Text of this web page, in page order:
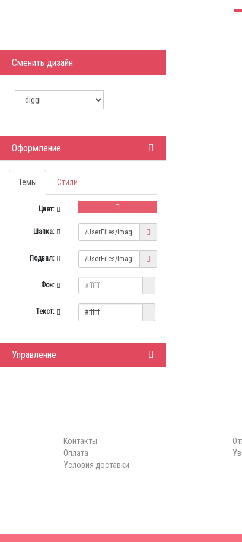
Контакты
Оплата
Условия доставки
Сменить дизайн
Оформление
Темы Стили
Цвет:
Шапка:
Подвал:
Фон:
Текст:
Управление